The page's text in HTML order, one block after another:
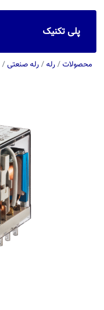
پلی تکنیک
محصولات/ رله/ رله صنعتی/